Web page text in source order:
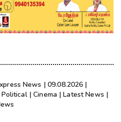
News | 09.08.2026 |
| Cinema | Latest News |